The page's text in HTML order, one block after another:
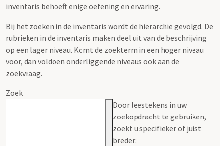
inventaris behoeft enige oefening en ervaring.
Bij het zoeken in de inventaris wordt de hiërarchie gevolgd. De
rubrieken in de inventaris maken deel uit van de beschrijving
op een lager niveau. Komt de zoekterm in een hoger niveau
voor, dan voldoen onderliggende niveaus ook aan de
zoekvraag.
Zoek
Door leestekens in uw
zoekopdracht te gebruiken,
zoekt u specifieker of juist
breder: